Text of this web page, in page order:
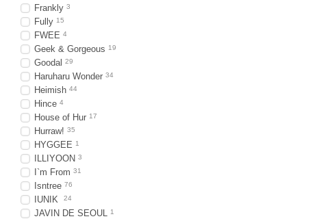
Frankly 3
Fully 15
FWEE 4
Geek & Gorgeous 19
Goodal 29
Haruharu Wonder 34
Heimish 44
Hince 4
House of Hur 17
Hurraw! 35
HYGGEE 1
ILLIYOON 3
I`m From 31
Isntree 76
IUNIK 24
JAVIN DE SEOUL 1